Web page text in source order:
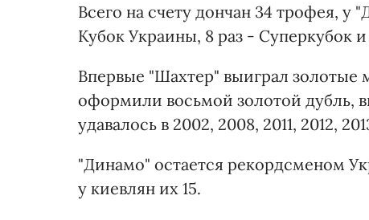
Всего на счету дончан 34 трофея, у
Кубок Украины, 8 раз - Суперкубок
Впервые "Шахтер" выиграл золотые
оформили восьмой золотой дубль,
удавалось в 2002, 2008, 2011, 2012,
"Динамо" остается рекордсменом
у киевлян их 15.